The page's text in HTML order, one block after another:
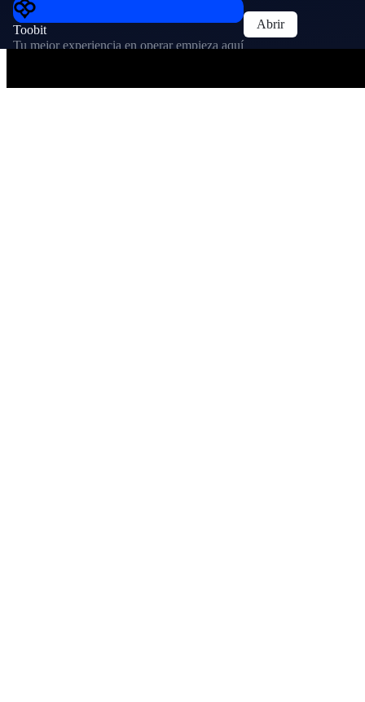
Toobit
Tu mejor experiencia en operar empieza aquí
Abrir